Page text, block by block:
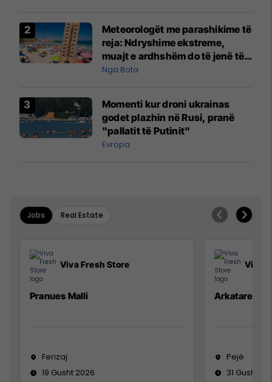
Meteorologët me parashikime të
reja: Ndryshime ekstreme,
muajt e ardhshëm do të jenë të
pazakontë
Nga Bota
Momenti kur droni ukrainas
godet plazhin në Rusi, pranë
"pallatit të Putinit"
Evropa
Jobs Real Estate
Viva Fresh Store
Pranues Malli
Ferizaj
19 Gusht 2026
Viva
Arkatare
Pejë
31 Gusht